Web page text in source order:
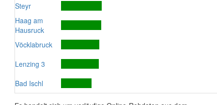
Steyr
Haag am
Hausruck
Vöcklabruck
Lenzing 3
Bad Ischl